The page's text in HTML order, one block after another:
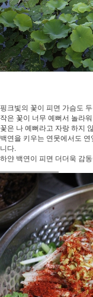
핑크빛의 꽃이 피면 가슴도
작은 꽃이 너무 예뻐서 놀라
꽃은 나 예뻐라고 자랑 하지
백연을 키우는 연못에서도
니다.
하얀 백연이 피면 더더욱 감